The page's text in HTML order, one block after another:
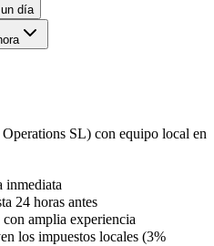
día
SL) con equipo local en
inmediata
24 horas antes
amplia experiencia
los impuestos locales (3%